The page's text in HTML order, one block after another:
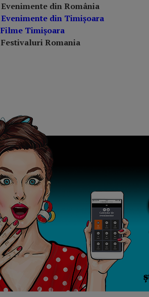
Evenimente din România
Evenimente din Timișoara
Filme Timișoara
Festivaluri Romania